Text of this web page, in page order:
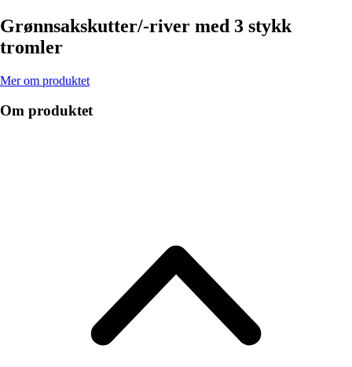
Grønnsakskutter/-river med 3 stykk
tromler
Mer om produktet
Om produktet